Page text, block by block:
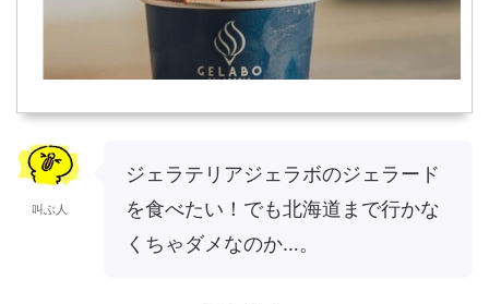
叫ぶ人
ジェラテリアジェラボのジェラード
を食べたい！でも北海道まで行かな
くちゃダメなのか…。